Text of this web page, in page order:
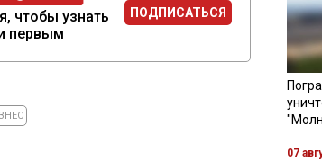
чтобы узнать
первым
ПОДПИСАТЬСЯ
07